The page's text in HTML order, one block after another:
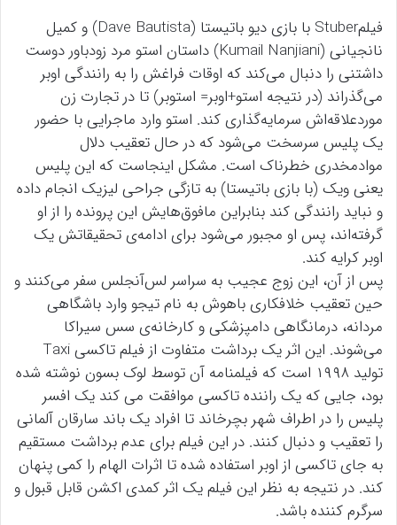
فیلمStuber با بازی دیو باتیستا (Dave Bautista) و کمیل
نانجیانی (Kumail Nanjiani) داستان استو مرد زودباور دوست
‌داشتنی را دنبال می‌کند که اوقات فراغش را به رانندگی اوبر
می‌گذراند (در نتیجه استو+اوبر= استوبر) تا در تجارت زن
موردعلاقه‌اش سرمایه‌گذاری کند. استو وارد ماجرایی با حضور
یک پلیس سرسخت می‌شود که در حال تعقیب دلال
موادمخدری خطرناک است. مشکل اینجاست که این پلیس
یعنی ویک (با بازی باتیستا) به تازگی جراحی لیزیک انجام داده
و نباید رانندگی کند بنابراین مافوق‌هایش این پرونده را از او
گرفته‌اند، پس او مجبور می‌شود برای ادامه‌ی تحقیقاتش یک
اوبر کرایه کند.
پس از آن، این زوج عجیب به سراسر لس‌آنجلس سفر می‌کنند و
حین تعقیب خلافکاری باهوش به نام تیجو وارد باشگاهی
مردانه، درمانگاهی دامپزشکی و کارخانه‌ی سس سیراکا
می‌شوند. این اثر یک برداشت متفاوت از فیلم تاکسی Taxi
تولید ۱۹۹۸ است که فیلمنامه آن توسط لوک بسون نوشته شده
بود، جایی که یک راننده تاکسی موافقت می کند یک افسر
پلیس را در اطراف شهر بچرخاند تا افراد یک باند سارقان آلمانی
را تعقیب و دنبال کنند. در این فیلم برای عدم برداشت مستقیم
به جای تاکسی از اوبر استفاده شده تا اثرات الهام را کمی پنهان
کند. در نتیجه به نظر این فیلم یک اثر کمدی اکشن قابل قبول و
سرگرم کننده باشد.